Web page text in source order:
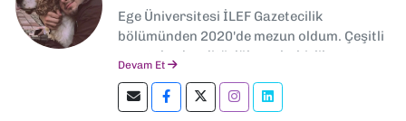
Ege Üniversitesi İLEF Gazetecilik
bölümünden 2020'de mezun oldum. Çeşitli
gazetelerde editörlük, muhabirlik yaptım.
editörlük yapıyorum.
Devam Et